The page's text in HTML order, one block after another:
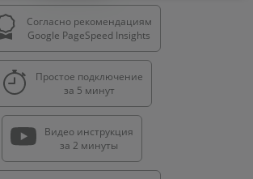
Согласно рекомендациям
Google PageSpeed Insights
Простое подключение
за 5 минут
Видео инструкция
за 2 минуты